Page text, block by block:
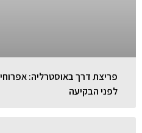
פריצת דרך באוסטרליה:
לפני הבקיעה